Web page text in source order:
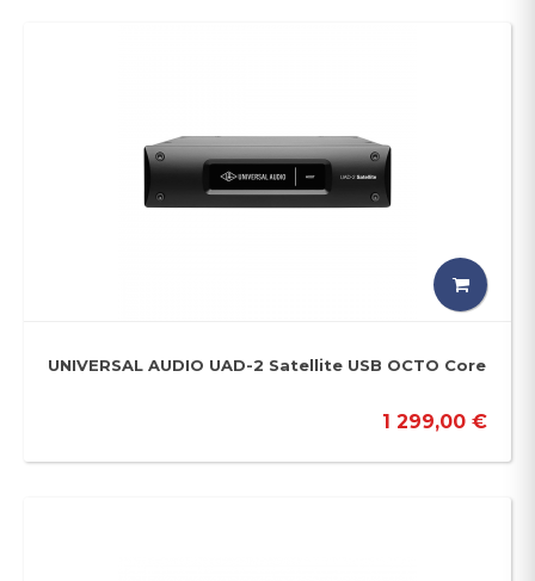
UNIVERSAL AUDIO UAD-2 Satellite USB OCTO Core
1 299,00 €